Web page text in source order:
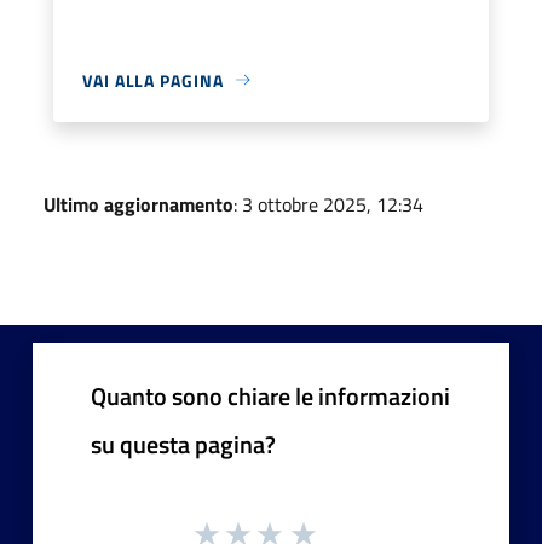
VAI ALLA PAGINA
Ultimo aggiornamento: 3 ottobre 2025, 12:34
Quanto sono chiare le informazioni
su questa pagina?